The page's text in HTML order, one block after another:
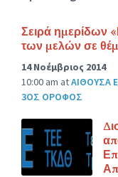
Σειρά ημερίδων
των μελών σε
14 Νοέμβριος 2014
10:00 am atΑΙΘΟΥΣΑ
3ΟΣ ΟΡΟΦΟΣ